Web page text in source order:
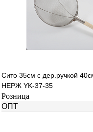
Сито 35см с дер.ручкой
НЕРЖ YK-37-35
Розница
ОПТ